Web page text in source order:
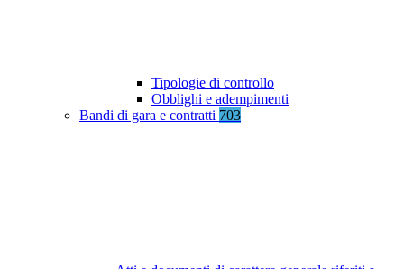
Tipologie di controllo
Obblighi e adempimenti
Bandi di gara e contratti 703